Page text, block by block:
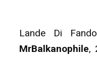
Lande Di
MrBalkanophile,